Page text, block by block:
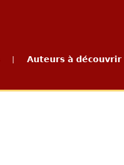
Auteurs à découvrir